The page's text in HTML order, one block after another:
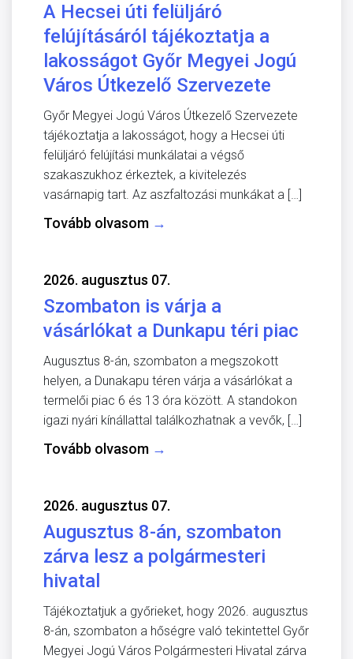
A Hecsei úti felüljáró
felújításáról tájékoztatja a
lakosságot Győr Megyei Jogú
Város Útkezelő Szervezete
Győr Megyei Jogú Város Útkezelő Szervezete
tájékoztatja a lakosságot, hogy a Hecsei úti
felüljáró felújítási munkálatai a végső
szakaszukhoz érkeztek, a kivitelezés
vasárnapig tart. Az aszfaltozási munkákat a […]
Tovább olvasom →
2026. augusztus 07.
Szombaton is várja a
vásárlókat a Dunkapu téri piac
Augusztus 8-án, szombaton a megszokott
helyen, a Dunakapu téren várja a vásárlókat a
termelői piac 6 és 13 óra között. A standokon
igazi nyári kínállattal találkozhatnak a vevők, […]
Tovább olvasom →
2026. augusztus 07.
Augusztus 8-án, szombaton
zárva lesz a polgármesteri
hivatal
Tájékoztatjuk a győrieket, hogy 2026. augusztus
8-án, szombaton a hőségre való tekintettel Győr
Megyei Jogú Város Polgármesteri Hivatal zárva